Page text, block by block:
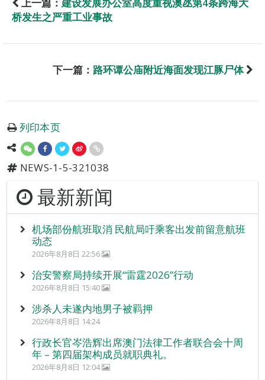
桥发生之严重工业事故
下一篇： 路环谭公庙附近海面发现江豚尸体
列印本页
NEWS-1-5-321038
最新新闻
机场部份航班取消 民航局吁乘客出发前留意航班
动态
2026年8月8日 22:56
治安警察局持续开展“雷霆2026”行动
2026年8月8日 15:40
涉杀人未遂内地男子被羁押
2026年8月8日 14:24
行政长官岑浩辉出席澳门法律工作者联合会十周
年 – 第四届架构成员就职典礼。
2026年8月8日 12:04